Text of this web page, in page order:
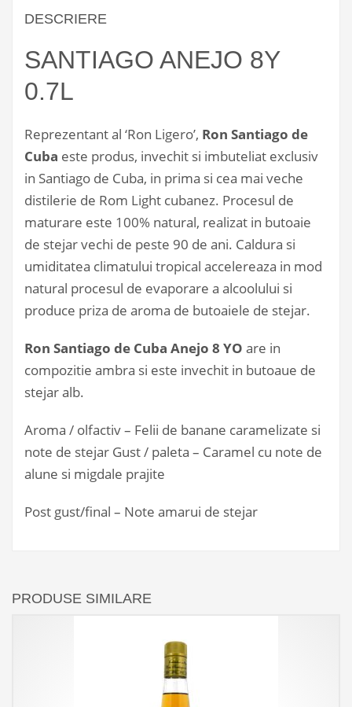
DESCRIERE
SANTIAGO ANEJO 8Y
0.7L
Reprezentant al ‘Ron Ligero’, Ron Santiago de
Cuba este produs, invechit si imbuteliat exclusiv
in Santiago de Cuba, in prima si cea mai veche
distilerie de Rom Light cubanez. Procesul de
maturare este 100% natural, realizat in butoaie
de stejar vechi de peste 90 de ani. Caldura si
umiditatea climatului tropical accelereaza in mod
natural procesul de evaporare a alcoolului si
produce priza de aroma de butoaiele de stejar.
Ron Santiago de Cuba Anejo 8 YO are in
compozitie ambra si este invechit in butoaue de
stejar alb.
Aroma / olfactiv – Felii de banane caramelizate si
note de stejar Gust / paleta – Caramel cu note de
alune si migdale prajite
Post gust/final – Note amarui de stejar
PRODUSE SIMILARE